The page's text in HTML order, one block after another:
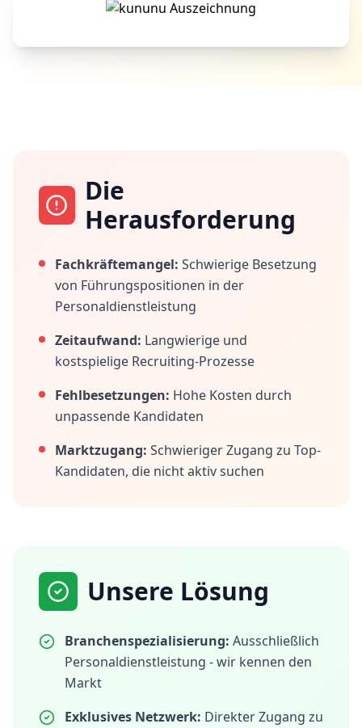
Die
Herausforderung
Fachkräftemangel: Schwierige Besetzung
von Führungspositionen in der
Personaldienstleistung
Zeitaufwand: Langwierige und
kostspielige Recruiting-Prozesse
Fehlbesetzungen: Hohe Kosten durch
unpassende Kandidaten
Marktzugang: Schwieriger Zugang zu Top-
Kandidaten, die nicht aktiv suchen
Unsere Lösung
Branchenspezialisierung: Ausschließlich
Personaldienstleistung - wir kennen den
Markt
Exklusives Netzwerk: Direkter Zugang zu